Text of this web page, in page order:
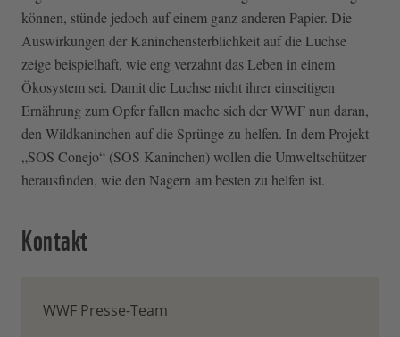
können, stünde jedoch auf einem ganz anderen Papier. Die
Auswirkungen der Kaninchensterblichkeit auf die Luchse
zeige beispielhaft, wie eng verzahnt das Leben in einem
Ökosystem sei. Damit die Luchse nicht ihrer einseitigen
Ernährung zum Opfer fallen mache sich der WWF nun daran,
den Wildkaninchen auf die Sprünge zu helfen. In dem Projekt
„SOS Conejo“ (SOS Kaninchen) wollen die Umweltschützer
herausfinden, wie den Nagern am besten zu helfen ist.
Kontakt
WWF Presse-Team